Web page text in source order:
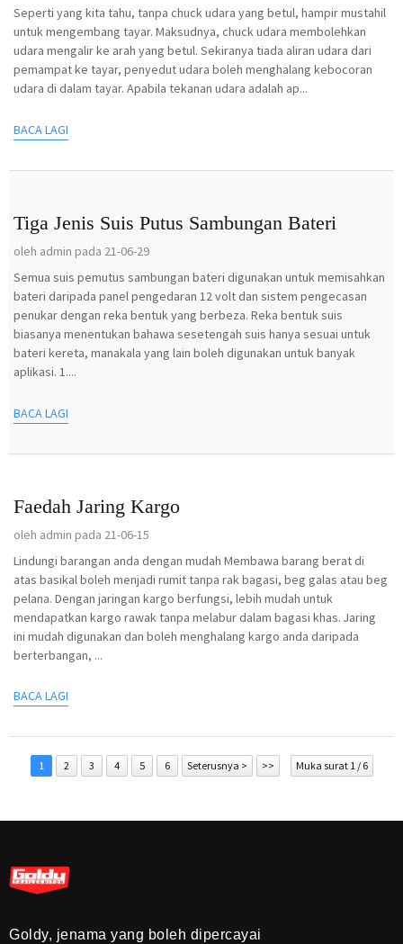
Seperti yang kita tahu, tanpa chuck udara yang betul, hampir mustahil
untuk mengembang tayar. Maksudnya, chuck udara membolehkan
udara mengalir ke arah yang betul. Sekiranya tiada aliran udara dari
pemampat ke tayar, penyedut udara boleh menghalang kebocoran
udara di dalam tayar. Apabila tekanan udara adalah ap...
BACA LAGI
Tiga Jenis Suis Putus Sambungan Bateri
oleh admin pada 21-06-29
Semua suis pemutus sambungan bateri digunakan untuk memisahkan
bateri daripada panel pengedaran 12 volt dan sistem pengecasan
penukar dengan reka bentuk yang berbeza. Reka bentuk suis
biasanya menentukan bahawa sesetengah suis hanya sesuai untuk
bateri kereta, manakala yang lain boleh digunakan untuk banyak
aplikasi. 1....
BACA LAGI
Faedah Jaring Kargo
oleh admin pada 21-06-15
Lindungi barangan anda dengan mudah Membawa barang berat di
atas basikal boleh menjadi rumit tanpa rak bagasi, beg galas atau beg
pelana. Dengan jaringan kargo berfungsi, lebih mudah untuk
mendapatkan kargo rawak tanpa melabur dalam bagasi khas. Jaring
ini mudah digunakan dan boleh menghalang kargo anda daripada
berterbangan, ...
BACA LAGI
1 2 3 4 5 6 Seterusnya > >> Muka surat 1 / 6
Goldy, jenama yang boleh dipercayai